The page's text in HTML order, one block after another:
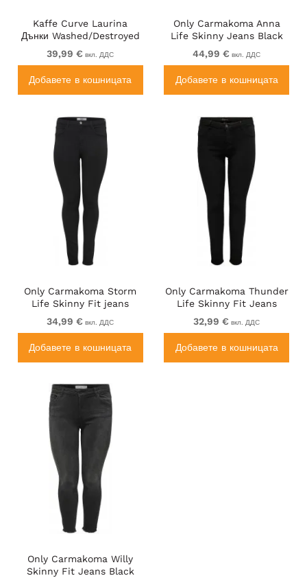
Kaffe Curve Laurina
Дънки Washed/Destroyed
Blue Denim
39,99 € вкл. ДДС
Добавете в кошницата
Only Carmakoma Anna
Life Skinny Jeans Black
44,99 € вкл. ДДС
Добавете в кошницата
Only Carmakoma Storm
Life Skinny Fit jeans
Black
34,99 € вкл. ДДС
Добавете в кошницата
Only Carmakoma Thunder
Life Skinny Fit Jeans
Black
32,99 € вкл. ДДС
Добавете в кошницата
Only Carmakoma Willy
Skinny Fit Jeans Black